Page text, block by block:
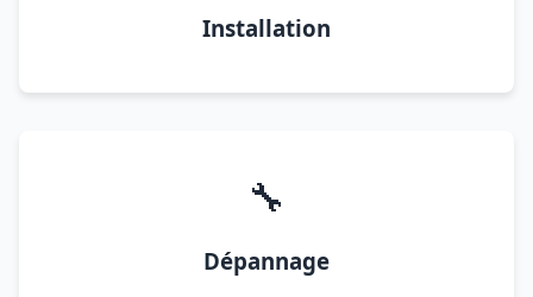
Installation
🔧
Dépannage